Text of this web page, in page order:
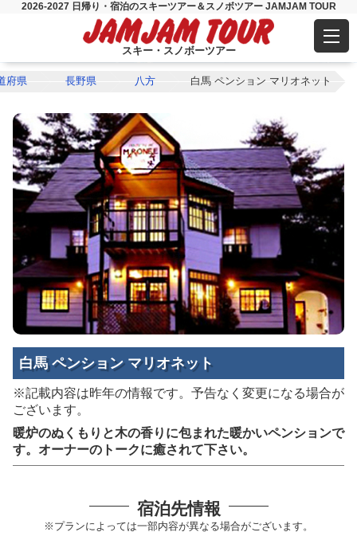
2026-2027 日帰り・宿泊のスキーツアー＆スノボツアー JAMJAM TOUR
スキー・スノボーツアー
府県 長野県 八方 白馬 ペンション マリオネット
白馬 ペンション マリオネット
※記載内容は昨年の情報です。予告なく変更になる場合が
ございます。
暖炉のぬくもりと木の香りに包まれた暖かいペンションで
す。オーナーのトークに癒されて下さい。
宿泊先情報
※プランによっては一部内容が異なる場合がございます。